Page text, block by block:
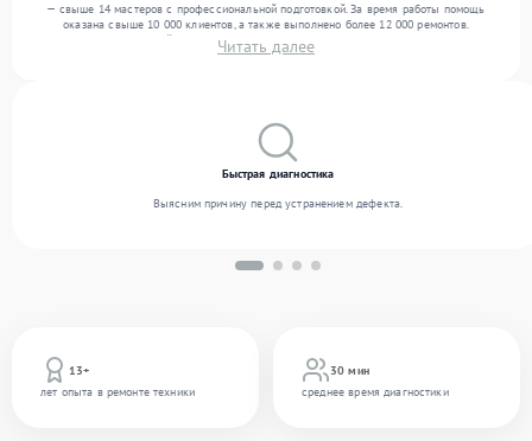
— свыше 14 мастеров с профессиональной подготовкой. За время работы помощь
оказана свыше 10 000 клиентов, а также выполнено более 12 000 ремонтов.
Ежемесячно в сервисный центр поступает свыше 300 единиц техники, включая , , . Мы
устраняем поломки любой сложности и обеспечиваем надежный результат благодаря
Читать далее
13+
лет опыта в ремонте техники
30 мин
среднее время диагностики
Быстрая диагностика
Выясним причину перед устранением дефекта.